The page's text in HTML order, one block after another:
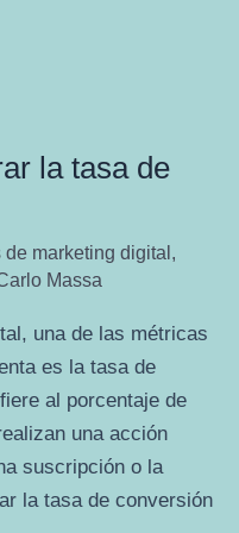
la tasa de
de marketing digital ,
Massa
una de las métricas
es la tasa de
al porcentaje de
una acción
suscripción o la
la tasa de conversión